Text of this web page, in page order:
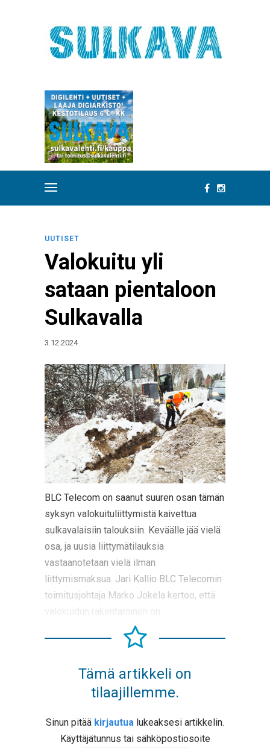
UUTISET
Valokuitu yli
sataan pientaloon
Sulkavalla
3.12.2024
BLC Telecom on saanut suuren osan tämän
syksyn valokuituliittymistä kaivettua
sulkavalaisiin talouksiin. Keväälle jää vielä
osa, ja uusia liittymätilauksia
vastaanotetaan vielä ilman
liittymismaksua. Jari Kallio BLC Telecomin
toimitusjohtaja Marko Jokela kertoo, että
valokuidun rakentaminen on
Tämä artikkeli on
tilaajillemme.
Sinun pitää kirjautua lukeaksesi artikkelin.
Käyttäjätunnus tai sähköpostiosoite